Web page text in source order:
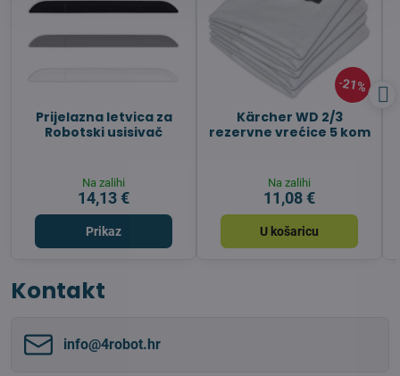
Prijelazna letvica za
Robotski usisivač
Na zalihi
14,13 €
Prikaz
21%
Kärcher WD 2/3
rezervne vrećice 5 kom
Na zalihi
11,08 €
U košaricu
Kontakt
info​@4robot​.hr